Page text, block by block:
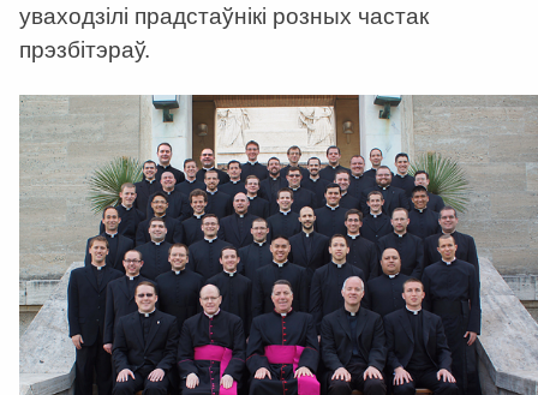
уваходзілі прадстаўнікі розных частак
прэзбітэраў.